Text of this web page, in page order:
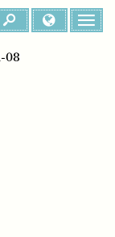
08